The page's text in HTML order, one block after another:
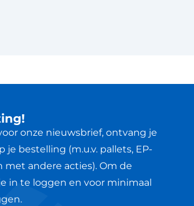
onze nieuwsbrief, ontvang je
je bestelling (m.u.v. pallets, EP-
andere acties). Om de
in te loggen en voor minimaal